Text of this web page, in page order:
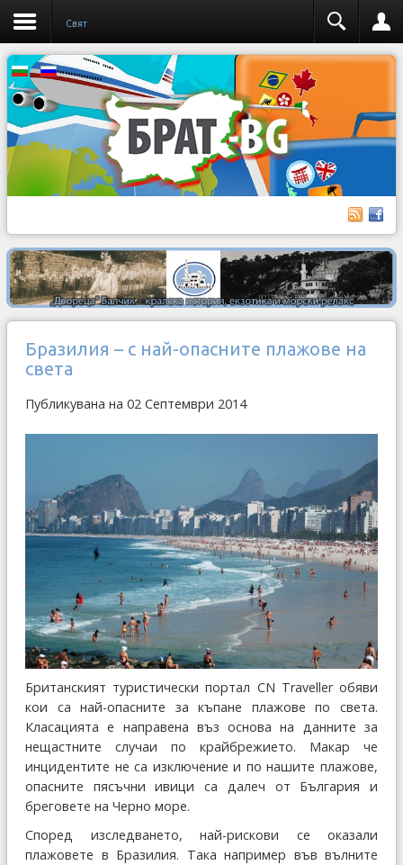
Свят
Бразилия – с най-опасните плажове на
света
Публикувана на 02 Септември 2014
Британският туристически портал CN Traveller обяви
кои са най-опасните за къпане плажове по света.
Класацията е направена въз основа на данните за
нещастните случаи по крайбрежието. Макар че
инцидентите не са изключение и по нашите плажове,
опасните пясъчни ивици са далеч от България и
бреговете на Черно море.
Според изследването, най-рискови се оказали
плажовете в Бразилия. Така например във вълните